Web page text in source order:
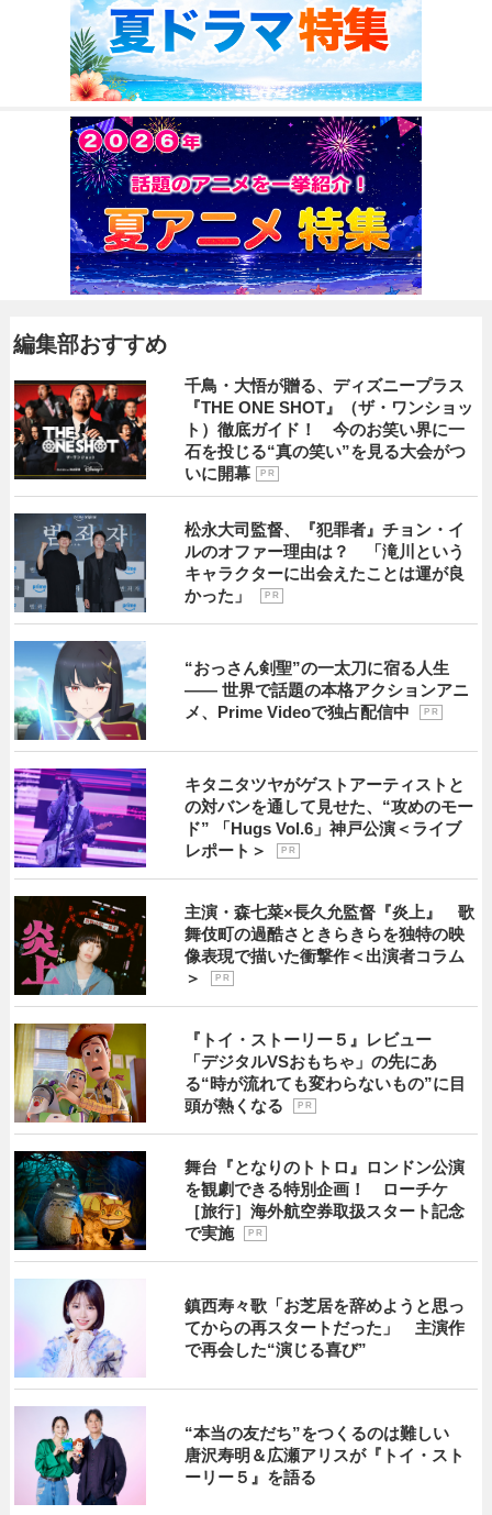
編集部おすすめ
千鳥・大悟が贈る、ディズニープラス
『THE ONE SHOT』（ザ・ワンショッ
ト）徹底ガイド！ 今のお笑い界に一
石を投じる“真の笑い”を見る大会がつ
いに開幕
P R
松永大司監督、『犯罪者』チョン・イ
ルのオファー理由は？ 「滝川という
キャラクターに出会えたことは運が良
かった」
P R
“おっさん剣聖”の一太刀に宿る人生
―― 世界で話題の本格アクションアニ
メ、Prime Videoで独占配信中
P R
キタニタツヤがゲストアーティストと
の対バンを通して見せた、“攻めのモー
ド” 「Hugs Vol.6」神戸公演＜ライブ
レポート＞
P R
主演・森七菜×長久允監督『炎上』 歌
舞伎町の過酷さときらきらを独特の映
像表現で描いた衝撃作＜出演者コラム
＞
P R
『トイ・ストーリー５』レビュー
「デジタルVSおもちゃ」の先にあ
る“時が流れても変わらないもの”に目
頭が熱くなる
P R
舞台『となりのトトロ』ロンドン公演
を観劇できる特別企画！ ローチケ
［旅行］海外航空券取扱スタート記念
で実施
P R
鎮西寿々歌「お芝居を辞めようと思っ
てからの再スタートだった」 主演作
で再会した“演じる喜び”
“本当の友だち”をつくるのは難しい
唐沢寿明＆広瀬アリスが『トイ・スト
ーリー５』を語る